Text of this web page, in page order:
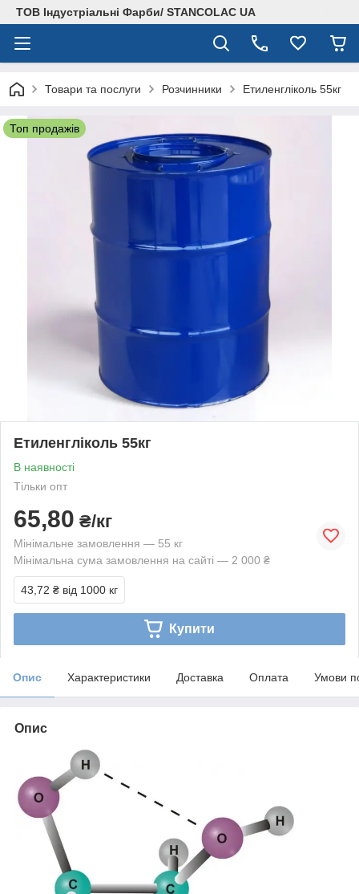
ТОВ Індустріальні Фарби/ STANCOLAC UA
Товари та послуги Розчинники Етиленгліколь 55кг
Топ продажів
Етиленгліколь 55кг
В наявності
Тільки опт
65,80 ₴/кг
Мінімальне замовлення — 55 кг
Мінімальна сума замовлення на сайті — 2 000 ₴
43,72 ₴ від 1000 кг
Купити
Опис Характеристики Доставка Оплата Умови
Опис